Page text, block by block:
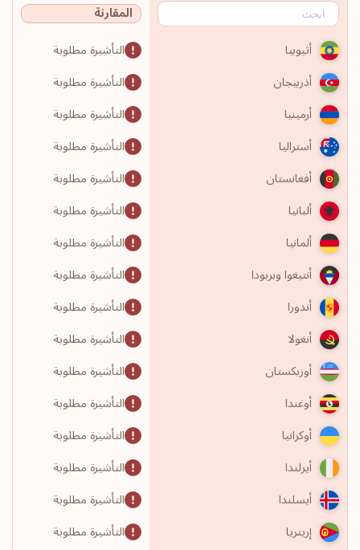
المقارنة
أثيوبيا
التأشيرة مطلوبة
أذربيجان
التأشيرة مطلوبة
أرمينيا
التأشيرة مطلوبة
أستراليا
التأشيرة مطلوبة
أفغانستان
التأشيرة مطلوبة
ألبانيا
التأشيرة مطلوبة
ألمانيا
التأشيرة مطلوبة
أنتيغوا وبربودا
التأشيرة مطلوبة
أندورا
التأشيرة مطلوبة
أنغولا
التأشيرة مطلوبة
أوزبكستان
التأشيرة مطلوبة
أوغندا
التأشيرة مطلوبة
أوكرانيا
التأشيرة مطلوبة
أيرلندا
التأشيرة مطلوبة
أيسلندا
التأشيرة مطلوبة
إريتريا
التأشيرة مطلوبة